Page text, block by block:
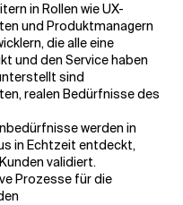
in Rollen wie UX-
und Produktmanagern
die alle eine
und den Service haben
sind
realen Bedürfnisse des
werden in
in Echtzeit entdeckt,
validiert.
Prozesse für die